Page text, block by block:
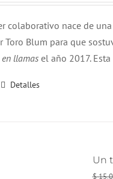
colaborativo nace de
Toro Blum para que
llamas el año 2017.
Detalles
Un
$